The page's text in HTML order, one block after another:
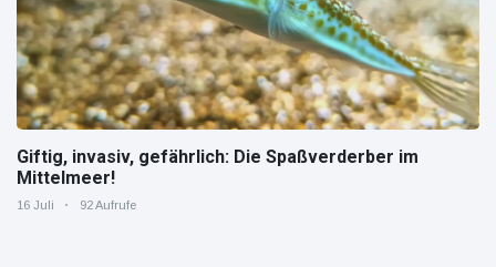
Giftig, invasiv, gefährlich: Die Spaßverderber im
Mittelmeer!
16 Juli 92 Aufrufe